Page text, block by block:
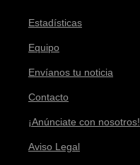
Estadísticas
Equipo
Envíanos tu noticia
Contacto
¡Anúnciate con nosotros!
Aviso Legal